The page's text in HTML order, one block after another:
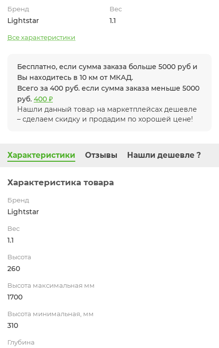
Бренд
Lightstar
Вес
1.1
Все характеристики
Бесплатно, если сумма заказа больше 5000 руб и
Вы находитесь в 10 км от МКАД.
Всего за 400 руб. если сумма заказа меньше 5000
руб. 400 ₽
Нашли данный товар на маркетплейсах дешевле
– сделаем скидку и продадим по хорошей цене!
Характеристики Отзывы Нашли дешевле ?
Характеристика товара
Бренд
Lightstar
Вес
1.1
Высота
260
Высота максимальная мм
1700
Высота минимальная, мм
310
Глубина